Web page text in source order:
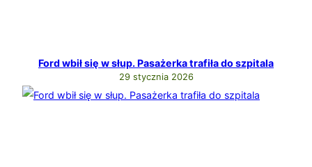
Ford wbił się w słup. Pasażerka trafiła do szpitala
29 stycznia 2026